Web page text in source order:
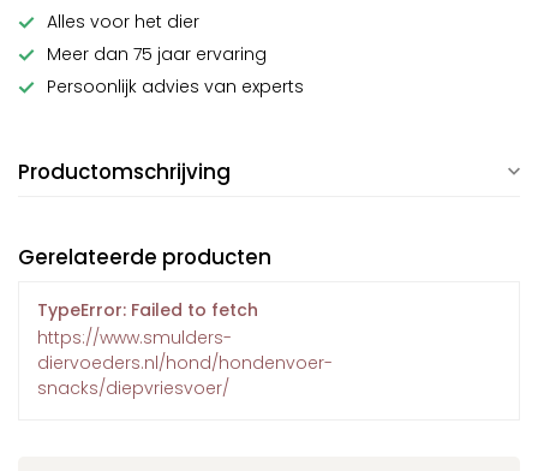
Alles voor het dier
Meer dan 75 jaar ervaring
Persoonlijk advies van experts
Productomschrijving
Gerelateerde producten
TypeError: Failed to fetch
https://www.smulders-
diervoeders.nl/hond/hondenvoer-
snacks/diepvriesvoer/